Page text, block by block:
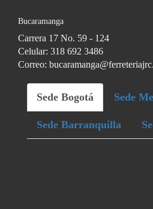
Bucaramanga
Carrera 17 No. 59 - 124
Celular: 318 692 3486
Correo:
Sede Bogotá Sede
Sede Barranquilla